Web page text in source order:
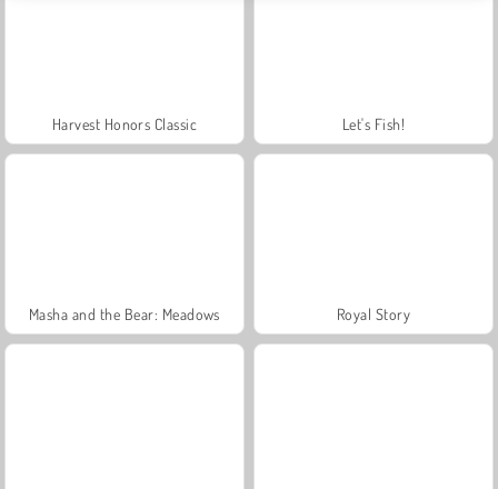
Harvest Honors Classic Let's Fish!
Masha and the Bear: Meadows Royal Story